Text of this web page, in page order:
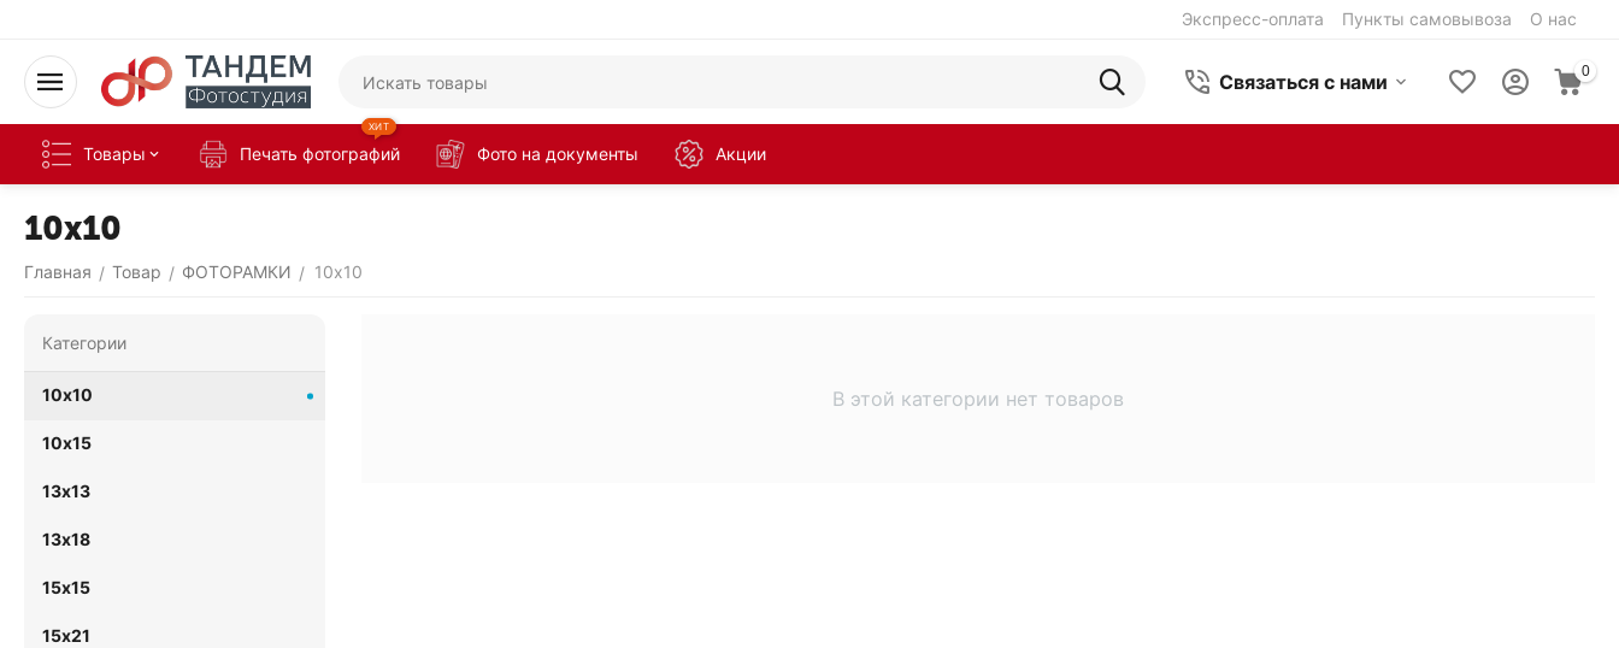
Экспресс-оплата Пункты самовывоза О нас
Связаться с нами 0
Товары Печать фотографий
ХИТ
Фото на документы Акции
10х10
Главная / Товар / ФОТОРАМКИ / 10х10
В этой категории нет товаров
Категории
10х10
10х15
13х13
13х18
15х15
15х21